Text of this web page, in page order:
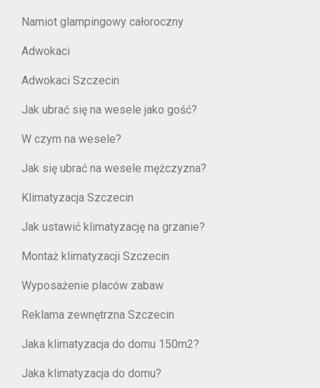
Namiot glampingowy całoroczny
Adwokaci
Adwokaci Szczecin
Jak ubrać się na wesele jako gość?
W czym na wesele?
Jak się ubrać na wesele mężczyzna?
Klimatyzacja Szczecin
Jak ustawić klimatyzację na grzanie?
Montaż klimatyzacji Szczecin
Wyposażenie placów zabaw
Reklama zewnętrzna Szczecin
Jaka klimatyzacja do domu 150m2?
Jaka klimatyzacja do domu?